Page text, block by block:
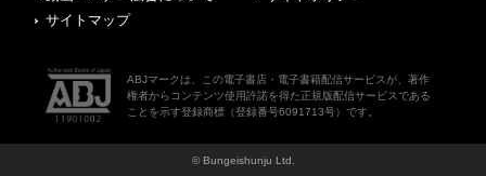
サイトマップ
ABJマークは、この電子書店・電子書籍配信サービスが、著作
権者からコンテンツ使用許諾を得た正規版配信サービスである
ことを示す登録商標（登録番号6091713号）です。
© Bungeishunju Ltd.